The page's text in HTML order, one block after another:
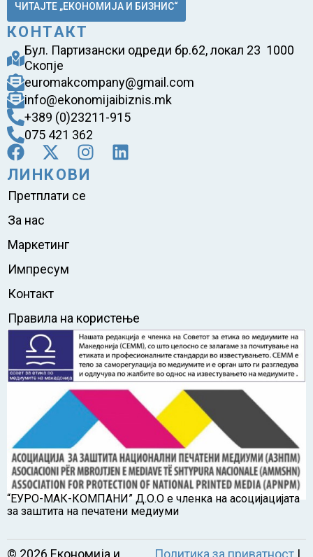
Ние ја цениме вашата приватност.
Ние користиме колачиња за да го подобриме вашето
прелистувачко искуство, да прикажуваме
персонализирани реклами или содржини и да го
анализираме нашиот сообраќај. Со кликање на
„Прифати сè“, се согласувате со нашата употреба на
колачиња. Политика за колачиња
Прилагоди
Прифати сè
ЧИТАЈТЕ „ЕКОНОМИЈА И БИЗНИС“
КОНТАКТ
Бул. Партизански одреди бр.62, локал 23 1000
Скопје
euromakcompany@gmail.com
info@ekonomijaibiznis.mk
+389 (0)23211-915
075 421 362
ЛИНКОВИ
Претплати се
За нас
Маркетинг
Импресум
Контакт
Правила на користење
“ЕУРО-МАК-КОМПАНИ” Д.О.О е членка на асоцијацијата
за заштита на печатени медиуми